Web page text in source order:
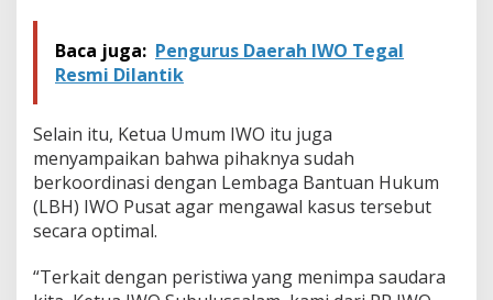
n
u
b
l
u
a
Baca juga: Pengurus Daerah IWO Tegal
Resmi Dilantik
Selain itu, Ketua Umum IWO itu juga
menyampaikan bahwa pihaknya sudah
berkoordinasi dengan Lembaga Bantuan Hukum
(LBH) IWO Pusat agar mengawal kasus tersebut
secara optimal.
“Terkait dengan peristiwa yang menimpa saudara